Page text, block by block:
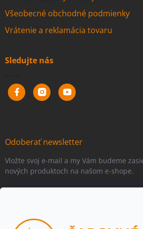
Všeobecné obchodné podmienky
Vrátenie a reklamácia tovaru
Sledujte nás
Odoberať newsletter
Vložte svoj e-mail a my Vám budeme
nových produktoch na našom e-shope.